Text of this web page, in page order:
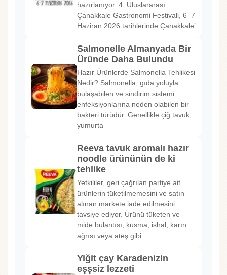
hazırlanıyor. 4. Uluslararası
Çanakkale Gastronomi Festivali, 6–7
Haziran 2026 tarihlerinde Çanakkale’
Salmonelle Almanyada Bir
Üründe Daha Bulundu
Hazır Ürünlerde Salmonella Tehlikesi
Nedir? Salmonella, gıda yoluyla
bulaşabilen ve sindirim sistemi
enfeksiyonlarına neden olabilen bir
bakteri türüdür. Genellikle çiğ tavuk,
yumurta
Reeva tavuk aromalı hazır
noodle ürününün de ki
tehlike
Yetkililer, geri çağrılan partiye ait
ürünlerin tüketilmemesini ve satın
alınan markete iade edilmesini
tavsiye ediyor. Ürünü tüketen ve
mide bulantısı, kusma, ishal, karın
ağrısı veya ateş gibi
Yiğit çay Karadenizin
eşşsiz lezzeti